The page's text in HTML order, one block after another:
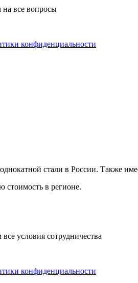
все вопросы
конфиденциальности
стали в России. Также
в регионе.
условия сотрудничества
конфиденциальности